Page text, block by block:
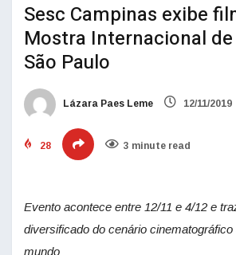
Sesc Campinas exibe
Mostra Internacional
São Paulo
Lázara Paes Leme 12/11/2019
28 3 minute read
Evento acontece entre 12/11 e 4/12 e
diversificado do cenário cinematográfico
mundo